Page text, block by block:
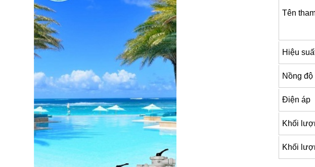
Tên
Hiệu
Nồng độ
Điện áp
Khối
Khối